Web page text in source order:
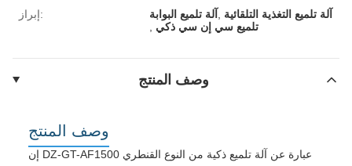
إبراز: آلة تلميع البوابة
آلة تلميع التغذية التلقائية
تلميع سي إن سي ذكي
وصف المنتج
وصف المنتج
إن DZ-GT-AF1500 عبارة عن آلة تلميع ذكية من النوع القنطري